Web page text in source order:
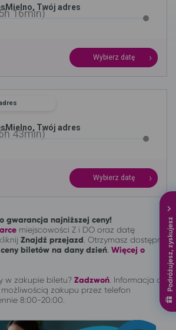
Podróżujesz, zyskujesz
Mielno, Twój adres
16min
Wybierz datę
Mielno, Twój adres
43min
Wybierz datę
gwarancja najniższej ceny!
miejscowości Z i DO oraz datę
Znajdź przejazd . Otrzymasz dostępne
ceny biletów na dany dzień Więcej o
w zakupie biletu? Zadzwoń Informacja o
zakupu przez telefon
8:00-20:00.